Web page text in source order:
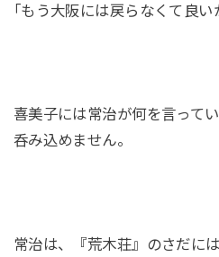
｢もう大阪には戻らなくて良い
喜美子には常治が何を言って
呑み込めません。
常治は、『荒木荘』のさだに